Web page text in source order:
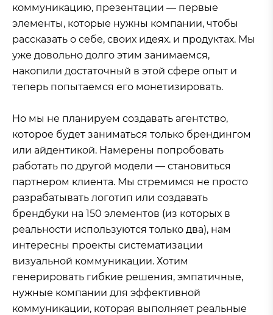
коммуникацию, презентации — первые
элементы, которые нужны компании, чтобы
рассказать о себе, своих идеях. и продуктах. Мы
уже довольно долго этим занимаемся,
накопили достаточный в этой сфере опыт и
теперь попытаемся его монетизировать.
Но мы не планируем создавать агентство,
которое будет заниматься только брендингом
или айдентикой. Намерены попробовать
работать по другой модели — становиться
партнером клиента. Мы стремимся не просто
разрабатывать логотип или создавать
брендбуки на 150 элементов (из которых в
реальности используются только два), нам
интересны проекты систематизации
визуальной коммуникации. Хотим
генерировать гибкие решения, эмпатичные,
нужные компании для эффективной
коммуникации, которая выполняет реальные